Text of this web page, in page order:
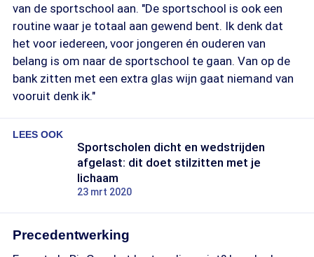
van de sportschool aan. "De sportschool is ook een
routine waar je totaal aan gewend bent. Ik denk dat
het voor iedereen, voor jongeren én ouderen van
belang is om naar de sportschool te gaan. Van op de
bank zitten met een extra glas wijn gaat niemand van
vooruit denk ik."
LEES OOK
Sportscholen dicht en wedstrijden
afgelast: dit doet stilzitten met je
lichaam
23 mrt 2020
Precedentwerking